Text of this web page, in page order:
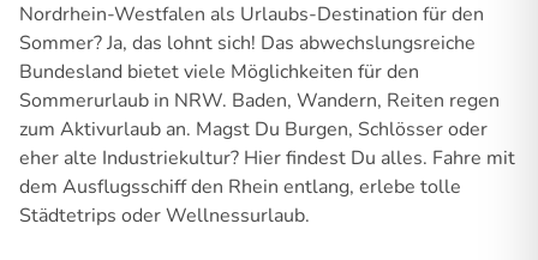
Nordrhein-Westfalen als Urlaubs-Destination für den
Sommer? Ja, das lohnt sich! Das abwechslungsreiche
Bundesland bietet viele Möglichkeiten für den
Sommerurlaub in NRW. Baden, Wandern, Reiten regen
zum Aktivurlaub an. Magst Du Burgen, Schlösser oder
eher alte Industriekultur? Hier findest Du alles. Fahre mit
dem Ausflugsschiff den Rhein entlang, erlebe tolle
Städtetrips oder Wellnessurlaub.